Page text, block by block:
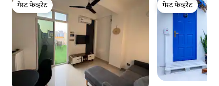
गेस्ट फेव्हरेट
गेस्ट फेव्हरेट
गेस्ट फेव्हरेट
गेस्ट फेव्हरेट